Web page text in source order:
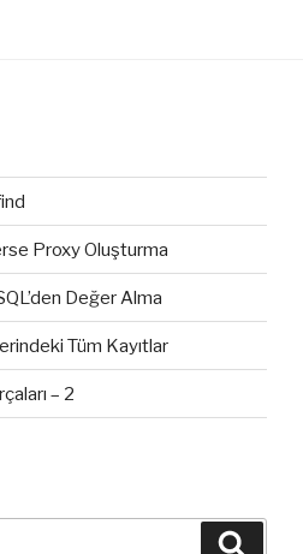
Proxy Oluşturma
Değer Alma
Tüm Kayıtlar
– 2